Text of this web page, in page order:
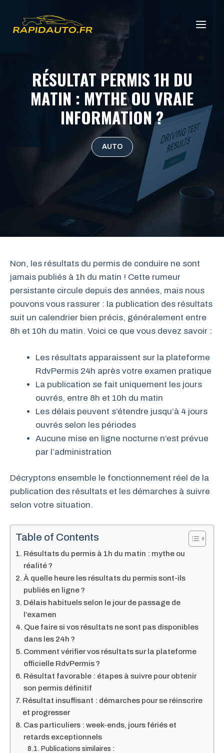
contenu
RÉSULTAT PERMIS 1H DU
MATIN : MYTHE OU VRAIE
INFORMATION ?
AUTO
Non, les résultats du permis de conduire ne sont
jamais publiés à 1h du matin ! Cette rumeur
persistante circule depuis des années, mais nous
pouvons vous rassurer : la publication des résultats
suit un calendrier bien précis, généralement entre
8h et 10h du matin. Voici ce que vous devez savoir :
Les résultats apparaissent sur la plateforme
RdvPermis 24h après votre examen pratique
La publication se fait uniquement les jours
ouvrés, entre 8h et 10h du matin
Les délais peuvent s’étendre jusqu’à 4 jours
ouvrés selon les périodes
Aucune mise en ligne nocturne n’est prévue
par l’administration
Décryptons ensemble le fonctionnement réel de la
publication des résultats et les démarches à suivre
selon votre situation.
Table of Contents
Résultats du permis à 1h du matin : mythe ou
réalité ?
À quelle heure les résultats du permis sont-ils
publiés en ligne ?
Délais habituels selon le jour de passage de
l’examen
Que faire si vos résultats ne sont pas disponibles
dans les 24h ?
Comment vérifier vos résultats sur la plateforme
officielle RdvPermis ?
Résultat favorable : étapes à suivre pour obtenir
son permis définitif
Résultat insuffisant : démarches pour se réinscrire
et progresser
Cas particuliers : week-ends, jours fériés et
retards exceptionnels
Publications similaires :